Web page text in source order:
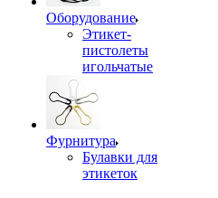
Оборудование
Этикет-
пистолеты
игольчатые
Фурнитура
Булавки для
этикеток